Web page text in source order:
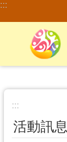
跳到主要內容區塊
:::
:::
活動訊息